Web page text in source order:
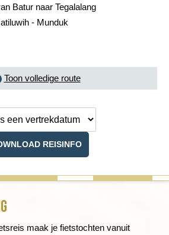
FAQ
Reis boeken
Batur naar Tegalalang
- Munduk
Toon volledige route
REISINFO
maak je fietstochten vanuit